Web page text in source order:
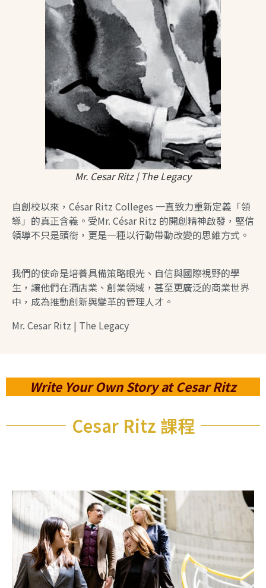
Mr. Cesar Ritz | The Legacy
自創校以來，César Ritz Colleges 一直致力重新定義「領
導」的真正含義。受Mr. César Ritz 的開創精神啟發，堅信
領導不只是頭銜，更是一種以行動帶動改變的思維方式。
我們的使命是培養具備策略眼光、自信與國際視野的學
生，讓他們在酒店業、創業領域，甚至更廣泛的商業世界
中，成為推動創新與變革的管理人才。
Mr. Cesar Ritz | The Legacy
Write Your Own Story at Cesar Ritz
Cesar Ritz 課程